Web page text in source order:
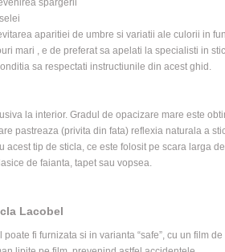
spargerii
aparitiei de umbre si variatii ale culorii in
mari , e de preferat sa apelati la specialisti in
sa respectati instructiunile din acest ghid.
la interior. Gradul de opacizare mare este
pastreaza (privita din fata) reflexia naturala a
acest tip de sticla, ce este folosit pe scara larga
de faianta, tapet sau vopsea.
Lacobel
fi furnizata si in varianta “safe”, cu un film